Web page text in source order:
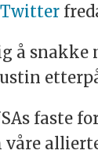
Twitter
å snakke
faste
våre